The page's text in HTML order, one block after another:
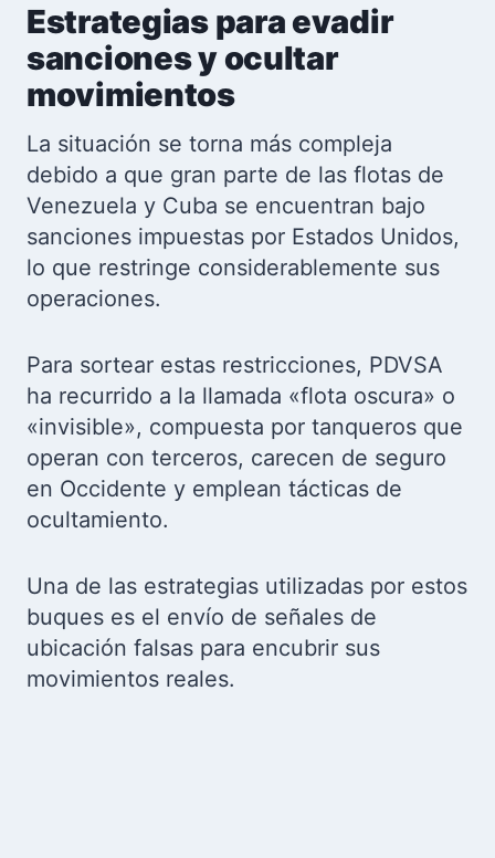
Estrategias para evadir
sanciones y ocultar
movimientos
La situación se torna más compleja
debido a que gran parte de las flotas de
Venezuela y Cuba se encuentran bajo
sanciones impuestas por Estados Unidos,
lo que restringe considerablemente sus
operaciones.
Para sortear estas restricciones, PDVSA
ha recurrido a la llamada «flota oscura» o
«invisible», compuesta por tanqueros que
operan con terceros, carecen de seguro
en Occidente y emplean tácticas de
ocultamiento.
Una de las estrategias utilizadas por estos
buques es el envío de señales de
ubicación falsas para encubrir sus
movimientos reales.